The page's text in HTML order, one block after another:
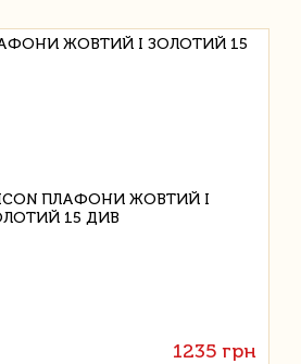
ЖОВТИЙ І ЗОЛОТИЙ 15
1235 грн